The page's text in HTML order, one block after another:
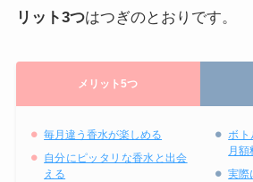
リット3つはつぎのとおりです。
メリット5つ
毎月違う香水が楽しめる
自分にピッタリな香水と出会
える
ボト
月額
実際